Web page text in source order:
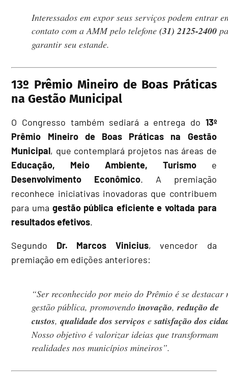
Interessados em expor seus serviços podem entrar
contato com a AMM pelo telefone(31) 2125-2400
garantir seu estande.
13º Prêmio Mineiro de Boas Práticas
na Gestão Municipal
O Congresso também sediará a entrega do 13º
Prêmio Mineiro de Boas Práticas na Gestão
Municipal, que contemplará projetos nas áreas de
Educação, Meio Ambiente, Turismoe
Desenvolvimento Econômico. A premiação
reconhece iniciativas inovadoras que contribuem
para uma gestão pública eficiente e voltada para
resultados efetivos.
Segundo Dr. Marcos Vinicius, vencedor da
premiação em edições anteriores:
“Ser reconhecido por meio do Prêmio é se destacar
gestão pública, promovendoinovação,redução de
custos,qualidade dos serviços esatisfação dos
Nosso objetivo é valorizar ideias que transformam
realidades nos municípios mineiros”.